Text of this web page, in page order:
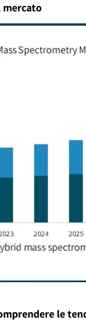
mercato
le